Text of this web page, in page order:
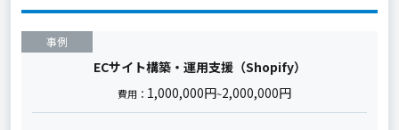
事例
ECサイト構築・運用支援（Shopify）
費用： 1,000,000円~2,000,000円